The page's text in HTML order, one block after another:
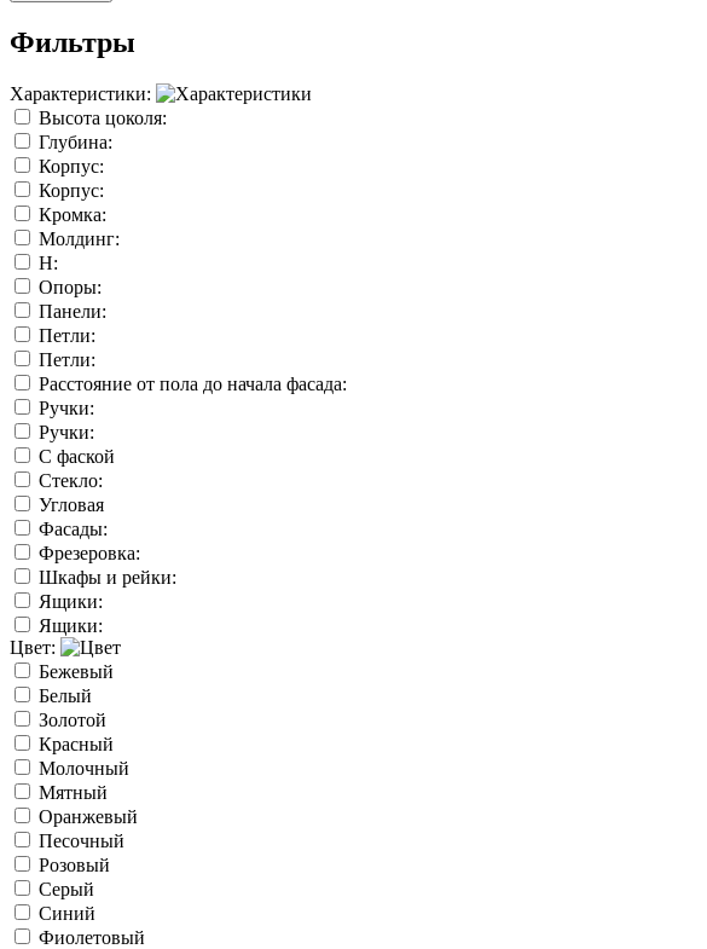
Фильтры
Характеристики:
Высота цоколя:
Глубина:
Корпус:
Корпус:
Кромка:
Молдинг:
Н:
Опоры:
Панели:
Петли:
Петли:
Расстояние от пола до начала фасада:
Ручки:
Ручки:
С фаской
Стекло:
Угловая
Фасады:
Фрезеровка:
Шкафы и рейки:
Ящики:
Ящики:
Цвет:
Бежевый
Белый
Золотой
Красный
Молочный
Мятный
Оранжевый
Песочный
Розовый
Серый
Синий
Фиолетовый